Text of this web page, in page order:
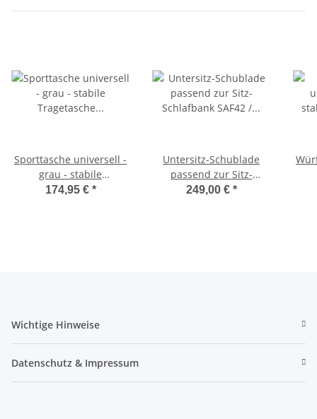
Sporttasche universell -
grau - stabile
Tragetasche für
174,95 € *
Untersitz-Schublade
passend zur Sitz-
Schlafbank SAF42 /
249,00 € *
Wichtige Hinweise
Datenschutz & Impressum